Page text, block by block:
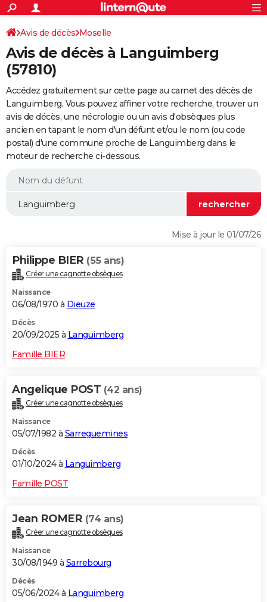
ACTUALITÉS
Politique
Société
Faits Divers
Education
Monde
Villes
+
SPORT
Coupe du monde 2026
Football
Tennis
Cyclisme
Rugby
Forum
FINANCE
Retraite
Impôts
Epargne
Immobilier
Risques naturels par ville
Banque
Assurance
Crédit
AUTO
Essais
Réserver un essai
Citadines
Berlines
SUV
Forum auto
+
HIGH-TECH
Mobiles
Meilleur smartphone
Internet
Ordinateurs
Jeux vidéo
Guide high-tech
+BRICOLAGE
Forum
Aménagement intérieur
Extérieur
Cuisine
Salle de bains
Jardinage
Rangement
WEEK-END
Guides de France
Escapades
Patrimoine
Expositions
Musées
Week-end nature
LIFESTYLE
Alimentation
Guide de la santé
Maladies
Médicaments
Sommeil
VOYAGE
Destinations
City break
Voyage nature
Voyage de noces
Forum
Climat
+PHOTO
GUIDES D'ACHAT
BONS PLANS
CARTE DE VOEUX
Dictionnaire
Biographies
Citations
Expressions
Proverbes
PROGRAMME TV
COPAINS D'AVANT
S'inscrire
Se connecter
Lycées
Collèges
Primaires
Universités
Entreprises
Service militaire
Avis de recherche
AVIS DE DÉCÈS
Avis de décès Moselle
Avis de décès à Languimberg
(57810)
Accédez gratuitement sur cette page au carnet des décès de
Languimberg. Vous pouvez affiner votre recherche, trouver un
avis de décès, une nécrologie ou un avis d'obsèques plus
ancien en tapant le nom d'un défunt et/ou le nom (ou code
postal) d'une commune proche de Languimberg dans le
moteur de recherche ci-dessous.
Mise à jour le 01/07/26
Philippe BIER (55 ans)
Créer une cagnotte obsèques
Naissance
06/08/1970 à Dieuze
Décès
20/09/2025 à Languimberg
Famille BIER
Angelique POST (42 ans)
Créer une cagnotte obsèques
Naissance
05/07/1982 à Sarreguemines
Décès
01/10/2024 à Languimberg
Famille POST
Jean ROMER (74 ans)
Créer une cagnotte obsèques
Naissance
30/08/1949 à Sarrebourg
Décès
05/06/2024 à Languimberg